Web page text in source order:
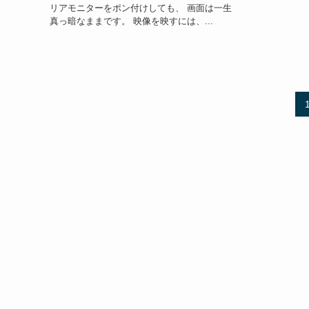
リアモニターをポン付けしても、 画面は一生
真っ暗なままです。 映像を映すには、...
1